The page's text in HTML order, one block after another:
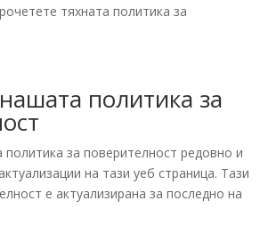
тяхната политика за
политика за
за поверителност редовно и
на тази уеб страница. Тази
е актуализирана за последно на